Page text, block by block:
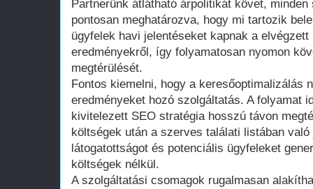
Partnerünk átlátható árpolitikát követ,
pontosan meghatározva, hogy mi tartozik
ügyfelek havi jelentéseket kapnak a
eredményekről, így folyamatosan nyomon
megtérülését.
Fontos kiemelni, hogy a keresőoptimalizálás
eredményeket hozó szolgáltatás. A folyamat
kivitelezett SEO stratégia hosszú távon
költségek után a szerves találati listában
látogatottságot és potenciális ügyfeleket
költségek nélkül.
A szolgáltatási csomagok rugalmasan